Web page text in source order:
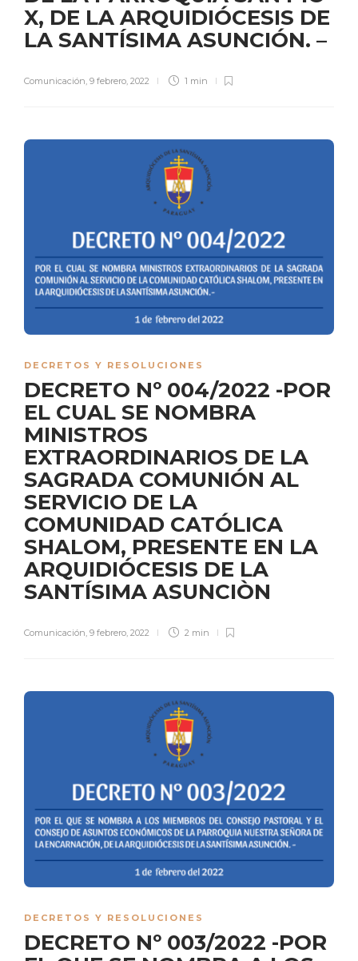
X, DE LA ARQUIDIÓCESIS DE
LA SANTÍSIMA ASUNCIÓN. –
Comunicación, 9 febrero, 2022 1 min
DECRETOS Y RESOLUCIONES
DECRETO Nº 004/2022 -POR
EL CUAL SE NOMBRA
MINISTROS
EXTRAORDINARIOS DE LA
SAGRADA COMUNIÓN AL
SERVICIO DE LA
COMUNIDAD CATÓLICA
SHALOM, PRESENTE EN LA
ARQUIDIÓCESIS DE LA
SANTÍSIMA ASUNCIÒN
Comunicación, 9 febrero, 2022 2 min
DECRETOS Y RESOLUCIONES
DECRETO Nº 003/2022 -POR